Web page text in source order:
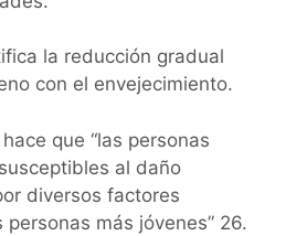
la reducción gradual
con el envejecimiento.
que “las personas
al daño
diversos factores
más jóvenes” 26.